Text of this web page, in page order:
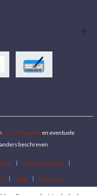
verzendkosten en eventuele
beschreven
Dealer worden
Jobs Locaties